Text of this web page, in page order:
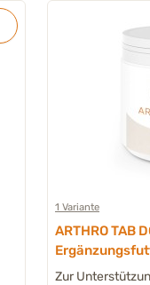
1 Variante
ARTHRO TAB
Zur